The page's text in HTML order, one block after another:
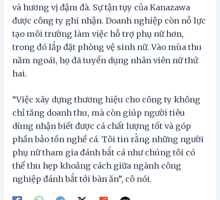
và hương vị đậm đà. Sự tận tụy của Kanazawa
được công ty ghi nhận. Doanh nghiệp còn nỗ lực
tạo môi trường làm việc hỗ trợ phụ nữ hơn,
trong đó lắp đặt phòng vệ sinh nữ. Vào mùa thu
năm ngoái, họ đã tuyển dụng nhân viên nữ thứ
hai.
“Việc xây dựng thương hiệu cho công ty không
chỉ tăng doanh thu, mà còn giúp người tiêu
dùng nhận biết được cá chất lượng tốt và góp
phần bảo tồn nghề cá. Tôi tin rằng những người
phụ nữ tham gia đánh bắt cá như chúng tôi có
thể thu hẹp khoảng cách giữa ngành công
nghiệp đánh bắt tới bàn ăn”, cô nói.